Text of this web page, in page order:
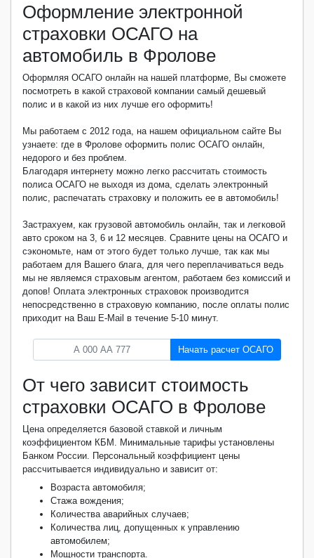
Оформление электронной
страховки ОСАГО на
автомобиль в Фролове
Оформляя ОСАГО онлайн на нашей платформе, Вы сможете
посмотреть в какой страховой компании самый дешевый
полис и в какой из них лучше его оформить!
Мы работаем с 2012 года, на нашем официальном сайте Вы
узнаете: где в Фролове оформить полис ОСАГО онлайн,
недорого и без проблем.
Благодаря интернету можно легко рассчитать стоимость
полиса ОСАГО не выходя из дома, сделать электронный
полис, распечатать страховку и положить ее в автомобиль!
Застрахуем, как грузовой автомобиль онлайн, так и легковой
авто сроком на 3, 6 и 12 месяцев. Сравните цены на ОСАГО и
сэкономьте, нам от этого будет только лучше, так как мы
работаем для Вашего блага, для чего переплачиваться ведь
мы не являемся страховым агентом, работаем без комиссий и
допов! Оплата электронных страховок производится
непосредственно в страховую компанию, после оплаты полис
приходит на Ваш E-Mail в течение 5-10 минут.
Начать расчет ОСАГО
От чего зависит стоимость
страховки ОСАГО в Фролове
Цена определяется базовой ставкой и личным
коэффициентом КБМ. Минимальные тарифы установлены
Банком России. Персональный коэффициент цены
рассчитывается индивидуально и зависит от:
Возраста автомобиля;
Стажа вождения;
Количества аварийных случаев;
Количества лиц, допущенных к управлению
автомобилем;
Мощности транспорта.